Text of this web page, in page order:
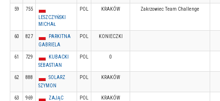
59
755
LESZCZYŃSKI
MICHAŁ
POL KRAKÓW Zakrzowiec Team Challenge
60 827
PARKITNA
GABRIELA
POL KONIECZKI
61 729
KUBACKI
SEBASTIAN
POL 0
62 888
SOLARZ
SZYMON
POL KRAKÓW
63 969
ZAJĄC
POL KRAKÓW